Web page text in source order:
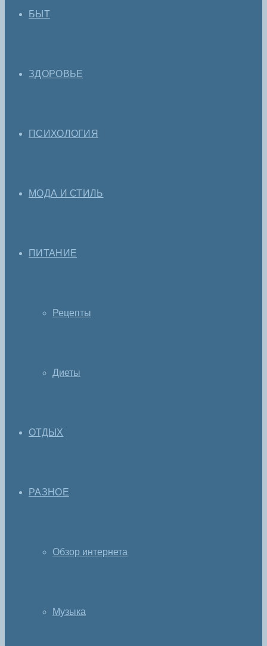
БЫТ
ЗДОРОВЬЕ
ПСИХОЛОГИЯ
МОДА И СТИЛЬ
ПИТАНИЕ
Рецепты
Диеты
ОТДЫХ
РАЗНОЕ
Обзор интернета
Музыка